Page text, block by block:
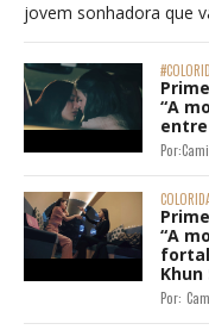
jovem sonhadora que
“A
Por:
“A
Khun
Por: